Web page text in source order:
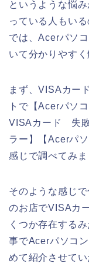
というような悩
っている人もい
では、Acerパソ
いて分かりやす
まず、VISAカー
トで【Acerパソ
VISAカード 失
ラー】【Acerパ
感じで調べてみま
そのような感じ
のお店でVISAカ
くつか存在する
事でAcerパソコ
めて紹介させてい